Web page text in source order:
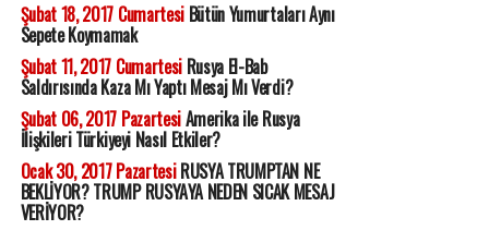
Şubat 18, 2017 CumartesiBütün Yumurtaları Aynı
Sepete Koymamak
Şubat 11, 2017 CumartesiRusya El-Bab
Saldırısında Kaza Mı Yaptı Mesaj Mı Verdi?
Şubat 06, 2017 PazartesiAmerika ile Rusya
İlişkileri Türkiyeyi Nasıl Etkiler?
Ocak 30, 2017 PazartesiRUSYA TRUMPTAN NE
BEKLİYOR? TRUMP RUSYAYA NEDEN SICAK MESAJ
VERİYOR?